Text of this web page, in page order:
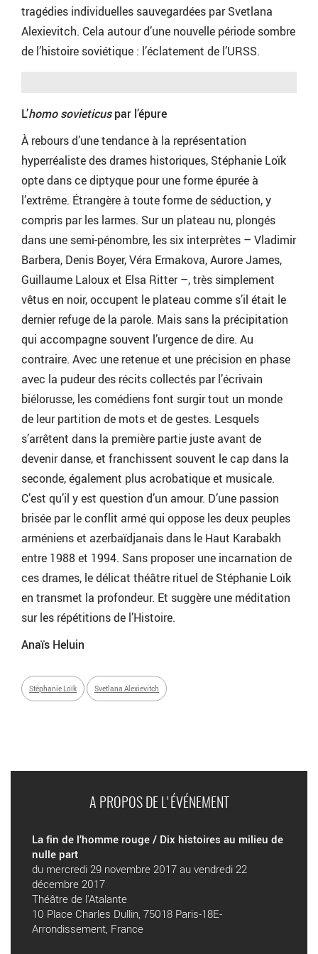
tragédies individuelles sauvegardées par Svetlana
Alexievitch. Cela autour d’une nouvelle période sombre
de l’histoire soviétique : l’éclatement de l’URSS.
L’homo sovieticuspar l’épure
À rebours d’une tendance à la représentation
hyperréaliste des drames historiques, Stéphanie Loïk
opte dans ce diptyque pour une forme épurée à
l’extrême. Étrangère à toute forme de séduction, y
compris par les larmes. Sur un plateau nu, plongés
dans une semi-pénombre, les six interprètes – Vladimir
Barbera, Denis Boyer, Véra Ermakova, Aurore James,
Guillaume Laloux et Elsa Ritter –, très simplement
vêtus en noir, occupent le plateau comme s’il était le
dernier refuge de la parole. Mais sans la précipitation
qui accompagne souvent l’urgence de dire. Au
contraire. Avec une retenue et une précision en phase
avec la pudeur des récits collectés par l’écrivain
biélorusse, les comédiens font surgir tout un monde
de leur partition de mots et de gestes. Lesquels
s’arrêtent dans la première partie juste avant de
devenir danse, et franchissent souvent le cap dans la
seconde, également plus acrobatique et musicale.
C’est qu’il y est question d’un amour. D’une passion
brisée par le conflit armé qui oppose les deux peuples
arméniens et azerbaïdjanais dans le Haut Karabakh
entre 1988 et 1994. Sans proposer une incarnation de
ces drames, le délicat théâtre rituel de Stéphanie Loïk
en transmet la profondeur. Et suggère une méditation
sur les répétitions de l’Histoire.
Anaïs Heluin
Stéphanie Loïk Svetlana Alexievitch
A PROPOS DE L'ÉVÉNEMENT
La fin de l’homme rouge / Dix histoires au milieu de
nulle part
du mercredi 29 novembre 2017 au vendredi 22
décembre 2017
Théâtre de l'Atalante
10 Place Charles Dullin, 75018 Paris-18E-
Arrondissement, France